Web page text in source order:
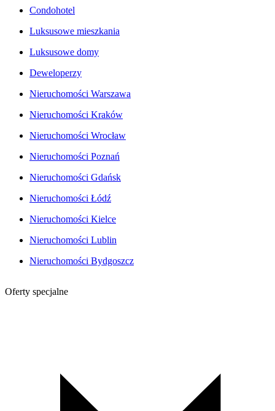
Condohotel
Luksusowe mieszkania
Luksusowe domy
Deweloperzy
Nieruchomości Warszawa
Nieruchomości Kraków
Nieruchomości Wrocław
Nieruchomości Poznań
Nieruchomości Gdańsk
Nieruchomości Łódź
Nieruchomości Kielce
Nieruchomości Lublin
Nieruchomości Bydgoszcz
Oferty specjalne